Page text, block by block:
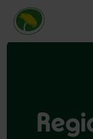
Miljöpartiet de